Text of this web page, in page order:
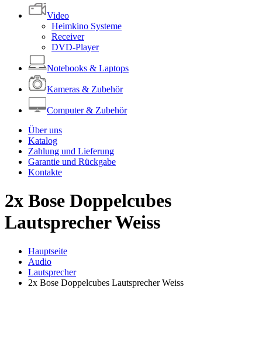
Video
Heimkino Systeme
Receiver
DVD-Player
Notebooks & Laptops
Kameras & Zubehör
Computer & Zubehör
Über uns
Katalog
Zahlung und Lieferung
Garantie und Rückgabe
Kontakte
2x Bose Doppelcubes
Lautsprecher Weiss
Hauptseite
Audio
Lautsprecher
2x Bose Doppelcubes Lautsprecher Weiss